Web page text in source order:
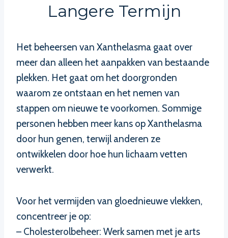
Langere Termijn
Het beheersen van Xanthelasma gaat over
meer dan alleen het aanpakken van bestaande
plekken. Het gaat om het doorgronden
waarom ze ontstaan en het nemen van
stappen om nieuwe te voorkomen. Sommige
personen hebben meer kans op Xanthelasma
door hun genen, terwijl anderen ze
ontwikkelen door hoe hun lichaam vetten
verwerkt.
Voor het vermijden van gloednieuwe vlekken,
concentreer je op:
– Cholesterolbeheer: Werk samen met je arts